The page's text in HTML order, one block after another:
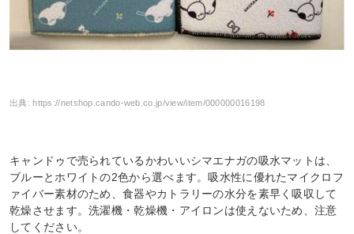
出典:https://netshop.cando-web.co.jp/view/item/000000016198
キャンドゥで売られているかわいいシマエナガの吸水マットは、
ブルーとホワイトの2色から選べます。吸水性に優れたマイクロフ
ァイバー素材のため、食器やカトラリーの水分を素早く吸収して
乾燥させます。洗濯機・乾燥機・アイロンは使えないため、注意
してください。